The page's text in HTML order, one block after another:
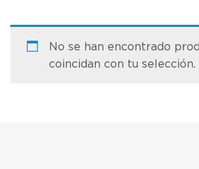
No se han encontrado
coincidan con tu selección.